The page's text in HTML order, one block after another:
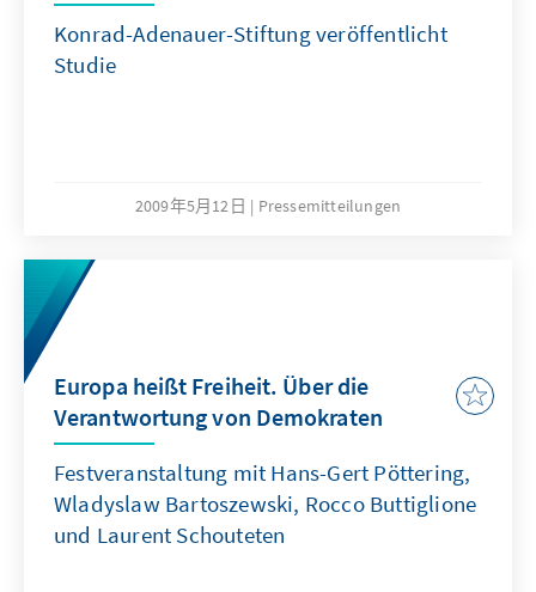
Konrad-Adenauer-Stiftung veröffentlicht
Studie
2009年5月12日 Pressemitteilungen
Europa heißt Freiheit. Über die
Verantwortung von Demokraten
Festveranstaltung mit Hans-Gert Pöttering,
Wladyslaw Bartoszewski, Rocco Buttiglione
und Laurent Schouteten